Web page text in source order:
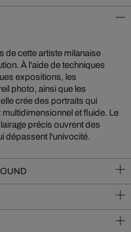
de cette artiste milanaise
À l'aide de techniques
expositions, les
photo, ainsi que les
crée des portraits qui
et fluide. Le
précis ouvrent des
dépassent l'univocité.